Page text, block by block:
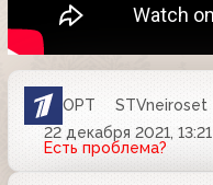
ОРТ STVneiroset
22 декабря 2021, 13:21
Есть проблема?